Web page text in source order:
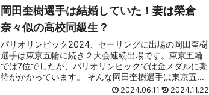
岡田奎樹選手は結婚していた！妻は榮倉
奈々似の高校同級生？
パリオリンピック2024、セーリングに出場の岡田奎樹
選手は東京五輪に続き２大会連続出場です。東京五輪
では7位でしたが、パリオリンピックでは金メダルに期
待がかかっています。 そんな岡田奎樹選手は東京五輪
以降に結婚されたようです！ この記事では...
2024.06.11 2024.11.22